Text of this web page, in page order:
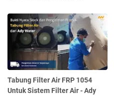
Tabung Filter Air FRP 1054
Untuk Sistem Filter Air - Ady